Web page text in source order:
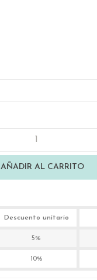
AÑADIR AL CARRITO
Descuento unitario
5%
10%